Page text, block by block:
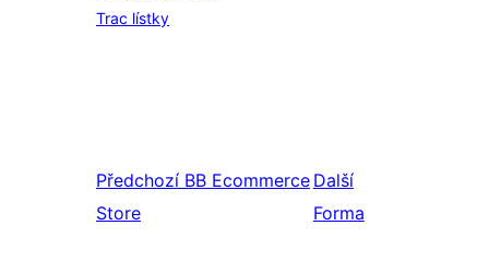
Trac lístky
Předchozí BB Ecommerce
Store
Další
Forma